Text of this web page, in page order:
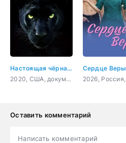
Настоящая чёрная пантера
2020, США, документальный, короткометражка
Сердце Веры
Оставить комментарий
Написать комментарий